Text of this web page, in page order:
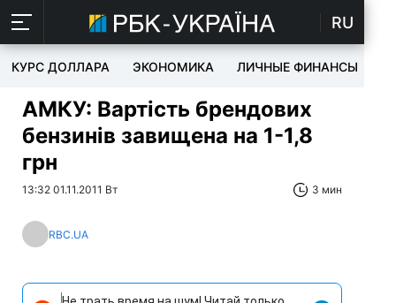
RU
КУРС ДОЛЛАРА ЭКОНОМИКА ЛИЧНЫЕ ФИНАНСЫ
АМКУ: Вартість брендових
бензинів завищена на 1-1,8
грн
13:32 01.11.2011 Вт 3 мин
RBC.UA